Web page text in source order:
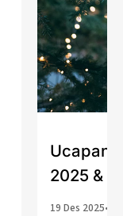
Ucapan
2025 &
19 Des 2025•